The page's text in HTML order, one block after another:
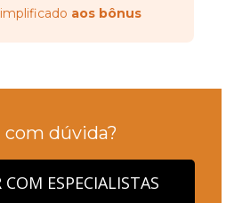
com dúvida?
COM ESPECIALISTAS
aos bônus